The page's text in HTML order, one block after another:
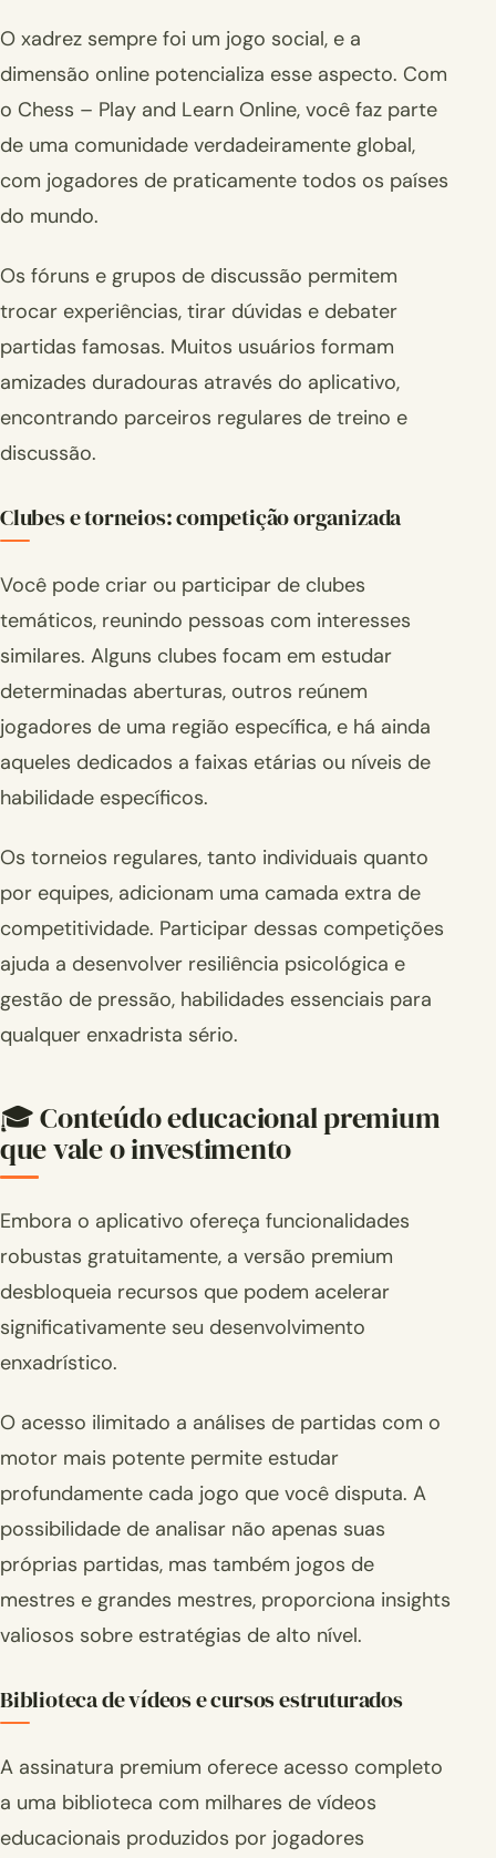
O xadrez sempre foi um jogo social, e a
dimensão online potencializa esse aspecto. Com
o Chess – Play and Learn Online, você faz parte
de uma comunidade verdadeiramente global,
com jogadores de praticamente todos os países
do mundo.
Os fóruns e grupos de discussão permitem
trocar experiências, tirar dúvidas e debater
partidas famosas. Muitos usuários formam
amizades duradouras através do aplicativo,
encontrando parceiros regulares de treino e
discussão.
Clubes e torneios: competição organizada
Você pode criar ou participar de clubes
temáticos, reunindo pessoas com interesses
similares. Alguns clubes focam em estudar
determinadas aberturas, outros reúnem
jogadores de uma região específica, e há ainda
aqueles dedicados a faixas etárias ou níveis de
habilidade específicos.
Os torneios regulares, tanto individuais quanto
por equipes, adicionam uma camada extra de
competitividade. Participar dessas competições
ajuda a desenvolver resiliência psicológica e
gestão de pressão, habilidades essenciais para
qualquer enxadrista sério.
🎓 Conteúdo educacional premium
que vale o investimento
Embora o aplicativo ofereça funcionalidades
robustas gratuitamente, a versão premium
desbloqueia recursos que podem acelerar
significativamente seu desenvolvimento
enxadrístico.
O acesso ilimitado a análises de partidas com o
motor mais potente permite estudar
profundamente cada jogo que você disputa. A
possibilidade de analisar não apenas suas
próprias partidas, mas também jogos de
mestres e grandes mestres, proporciona insights
valiosos sobre estratégias de alto nível.
Biblioteca de vídeos e cursos estruturados
A assinatura premium oferece acesso completo
a uma biblioteca com milhares de vídeos
educacionais produzidos por jogadores